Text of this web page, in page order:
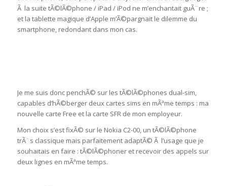
Ã la suite tÃ©lÃ©phone / iPad / iPod ne m’enchantait guÃ¨re ;
et la tablette magique d’Apple m’Ã©pargnait le dilemme du
smartphone, redondant dans mon cas.
Je me suis donc penchÃ© sur les tÃ©lÃ©phones dual-sim,
capables d’hÃ©berger deux cartes sims en mÃªme temps : ma
nouvelle carte Free et la carte SFR de mon employeur.
Mon choix s’est fixÃ© sur le Nokia C2-00, un tÃ©lÃ©phone
trÃ¨s classique mais parfaitement adaptÃ© Ã l’usage que je
souhaitais en faire : tÃ©lÃ©phoner et recevoir des appels sur
deux lignes en mÃªme temps.